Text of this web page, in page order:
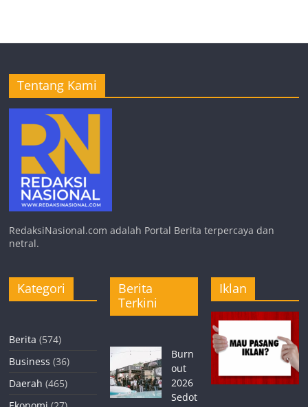
Tentang Kami
RedaksiNasional.com adalah Portal Berita terpercaya dan
netral.
Kategori
Berita (574)
Business (36)
Daerah (465)
Berita
Terkini
Burn
out
2026
Sedot
Iklan